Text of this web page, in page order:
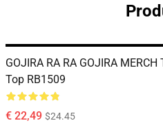
GOJIRA RA RA GOJIRA MERCH
Top RB1509
€ 22,49 $24.45